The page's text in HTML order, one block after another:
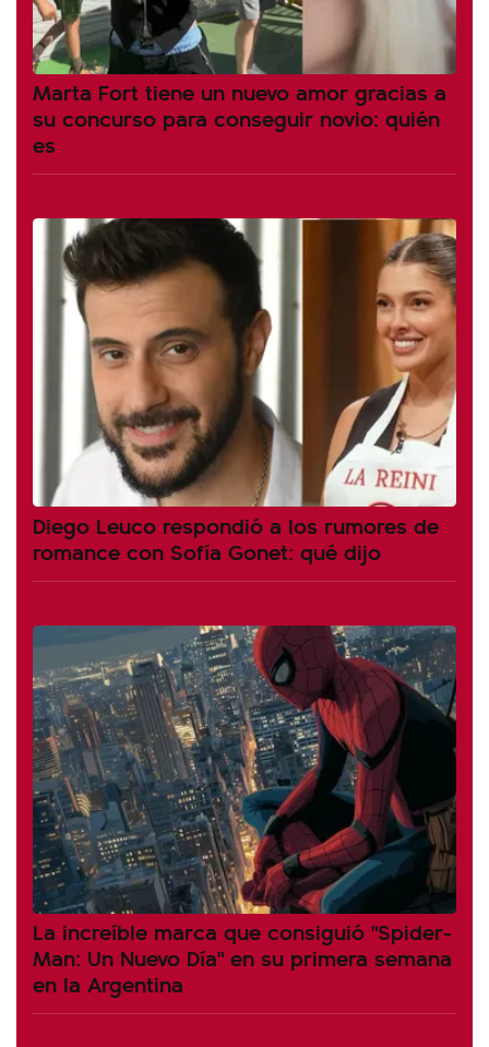
Marta Fort tiene un nuevo amor gracias a
su concurso para conseguir novio: quién
es
Diego Leuco respondió a los rumores de
romance con Sofía Gonet: qué dijo
La increíble marca que consiguió "Spider-
Man: Un Nuevo Día" en su primera semana
en la Argentina